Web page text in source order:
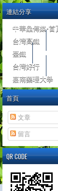
連結分享
中華鱻傳媒-首
台灣高鐵
臺鐵
台灣好行
嘉南藥理大學
首頁
文章
留言
QR CODE